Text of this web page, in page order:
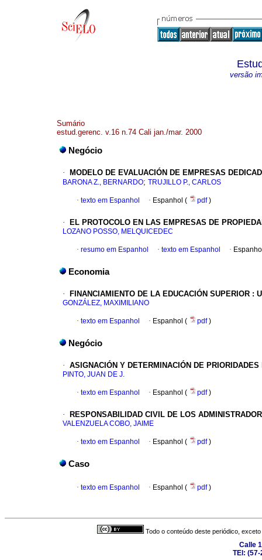
versão
Sumário
estud.gerenc. v.16 n.74 Cali jan./mar. 2000
Negócio
· MODELO DE EVALUACIÓN DE EMPRESAS
BARONA Z., BERNARDO; TRUJILLO P., CARLOS
· texto em Espanhol · Espanhol ( pdf)
· EL PROTOCOLO EN LAS EMPRESAS DE
LOZANO POSSO, MELQUICEDEC
· resumo em Espanhol · texto em Espanhol ·
Economia
· FINANCIAMIENTO DE LA EDUCACIÓN SUPERIOR :
GONZÁLEZ, MAXIMILIANO
· texto em Espanhol · Espanhol ( pdf)
Negócio
· ASIGNACIÓN Y DETERMINACIÓN DE
PINTO, JUAN DE J.
· texto em Espanhol · Espanhol ( pdf)
· RESPONSABILIDAD CIVIL DE LOS
VALENZUELA COBO, JAIME
· texto em Espanhol · Espanhol ( pdf)
Caso
· texto em Espanhol · Espanhol ( pdf)
Todo o conteúdo deste periódico,
Calle
TEl: